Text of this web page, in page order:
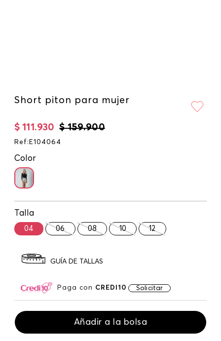
Short piton para mujer
$ 159.900
$ 111 .930
Ref : E104064
Color
Talla
04 06 08 10 12
GUÍA DE TALLAS
Paga con CREDI10 Solicitar
Añadir a la bolsa